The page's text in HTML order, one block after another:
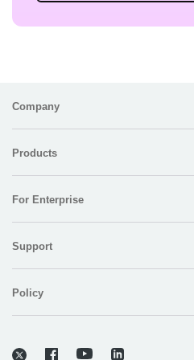
Company
Products
For Enterprise
Support
Policy